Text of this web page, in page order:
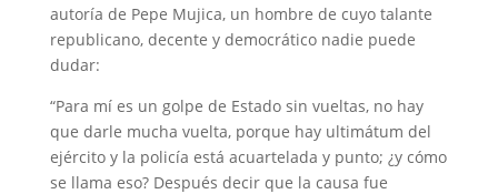
autoría de Pepe Mujica, un hombre de cuyo talante
republicano, decente y democrático nadie puede
dudar:
“Para mí es un golpe de Estado sin vueltas, no hay
que darle mucha vuelta, porque hay ultimátum del
ejército y la policía está acuartelada y punto; ¿y cómo
se llama eso? Después decir que la causa fue